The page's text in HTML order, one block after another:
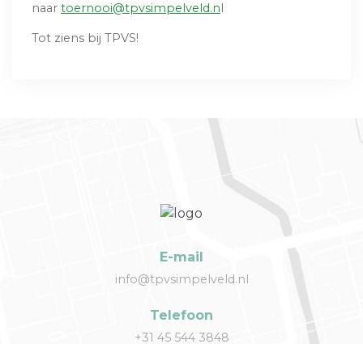
naar toernooi@tpvsimpelveld.nl
Tot ziens bij TPVS!
E-mail
info@tpvsimpelveld.nl
Telefoon
+31 45 544 3848